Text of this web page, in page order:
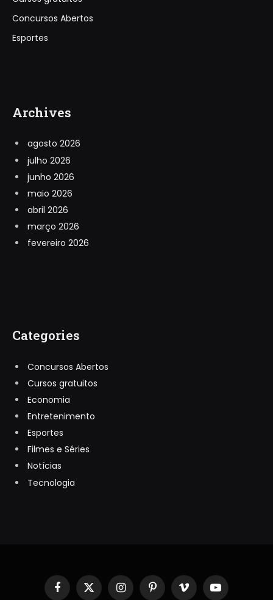
Concursos Abertos
Esportes
Archives
agosto 2026
julho 2026
junho 2026
maio 2026
abril 2026
março 2026
fevereiro 2026
Categories
Concursos Abertos
Cursos gratuitos
Economia
Entretenimento
Esportes
Filmes e Séries
Notícias
Tecnologia
Facebook
X
InstagramPinterestVimeo YouTube